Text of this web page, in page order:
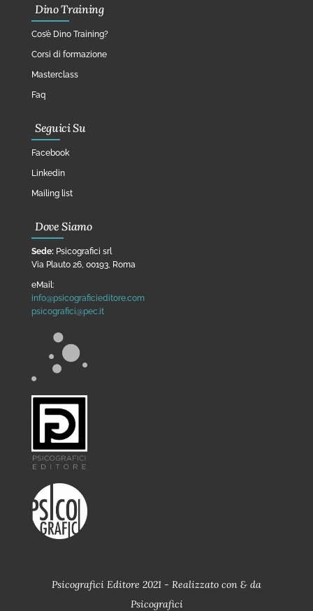
Dino Training
Cos’è Dino Training?
Corsi di formazione
Masterclass
Faq
Seguici Su
Facebook
Linkedin
Mailing list
Dove Siamo
Sede: Psicografici srl
Via Plauto 26, 00193, Roma
eMail:
info@psicograficieditore.com
psicografici@pec.it
Psicografici Editore 2021 - Realizzato con & da
Psicografici